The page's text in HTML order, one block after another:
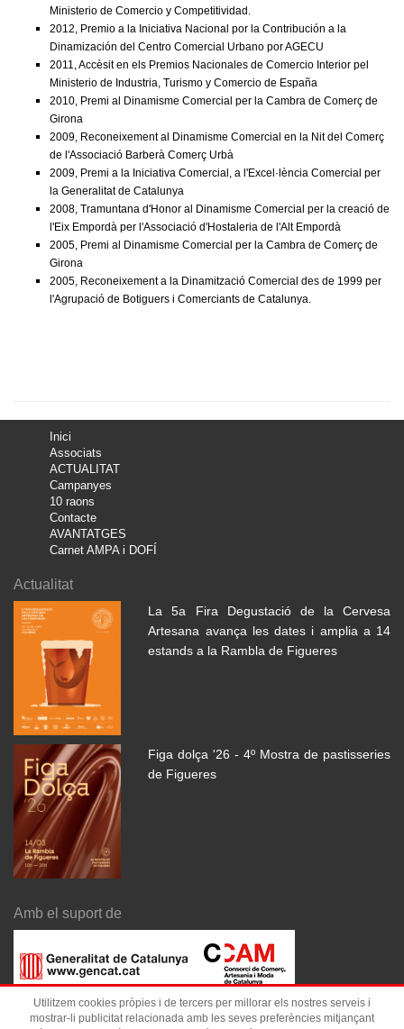
Ministerio de Comercio y Competitividad.
2012, Premio a la Iniciativa Nacional por la Contribución a la
Dinamización del Centro Comercial Urbano por AGECU
2011, Accèsit en els Premios Nacionales de Comercio Interior pel
Ministerio de Industria, Turismo y Comercio de España
2010, Premi al Dinamisme Comercial per la Cambra de Comerç de
Girona
2009, Reconeixement al Dinamisme Comercial en la Nit del Comerç
de l'Associació Barberà Comerç Urbà
2009, Premi a la Iniciativa Comercial, a l'Excel·lència Comercial per
la Generalitat de Catalunya
2008, Tramuntana d'Honor al Dinamisme Comercial per la creació de
l'Eix Empordà per l'Associació d'Hostaleria de l'Alt Empordà
2005, Premi al Dinamisme Comercial per la Cambra de Comerç de
Girona
2005, Reconeixement a la Dinamització Comercial des de 1999 per
l'Agrupació de Botiguers i Comerciants de Catalunya.
Inici
Associats
ACTUALITAT
Campanyes
10 raons
Contacte
AVANTATGES
Carnet AMPA i DOFÍ
Actualitat
La 5a Fira Degustació de la Cervesa
Artesana avança les dates i amplia a 14
estands a la Rambla de Figueres
Figa dolça '26 - 4º Mostra de pastisseries
de Figueres
Amb el suport de
Utilitzem cookies pròpies i de tercers per millorar els nostres serveis i
mostrar-li publicitat relacionada amb les seves preferències mitjançant